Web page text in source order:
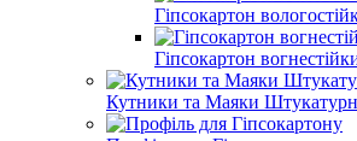
Гіпсокартон
Гіпсокартон
Кутники та Маяки